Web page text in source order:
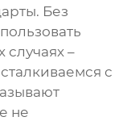
Без
случаях –
с
не